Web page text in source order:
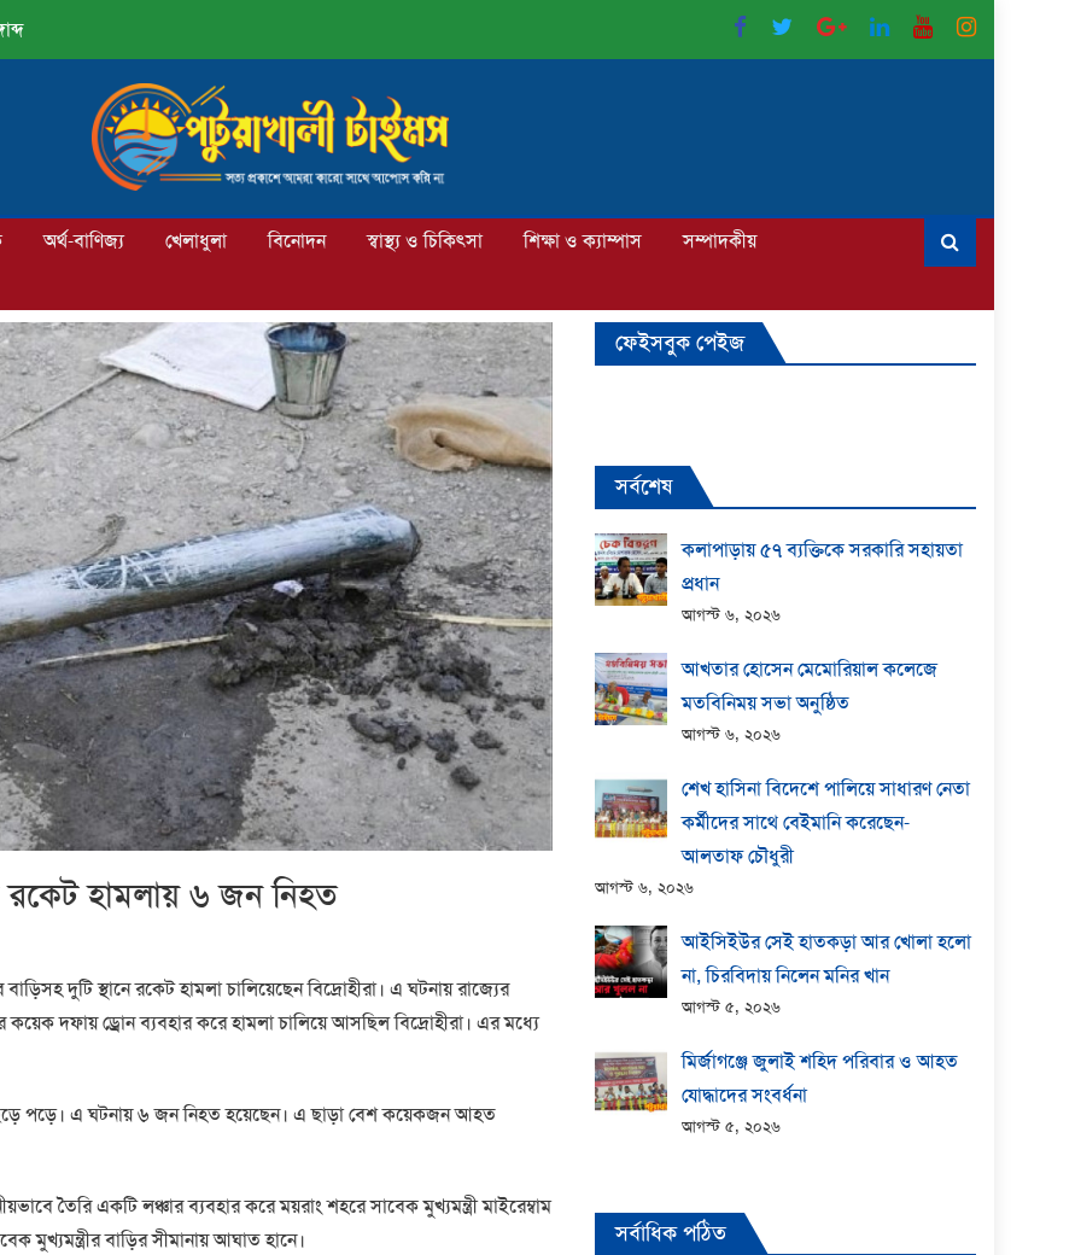
অর্থ-বাণিজ্য খেলাধুলা বিনোদন স্বাস্থ্য ও চিকিৎসা শিক্ষা ও ক্যাম্পাস
সম্পাদকীয়
হামলায় ৬ জন নিহত
দুটি স্থানে রকেট হামলা চালিয়েছেন বিদ্রোহীরা। এ ঘটনায় রাজ্যের
দফায় ড্রোন ব্যবহার করে হামলা চালিয়ে আসছিল বিদ্রোহীরা। এর মধ্যে
পড়ে। এ ঘটনায় ৬ জন নিহত হয়েছেন। এ ছাড়া বেশ কয়েকজন আহত
তৈরি একটি লঞ্চার ব্যবহার করে ময়রাং শহরে সাবেক মুখ্যমন্ত্রী মাইরেম্বাম
মুখ্যমন্ত্রীর বাড়ির সীমানায় আঘাত হানে।
ফেইসবুক পেইজ
সর্বশেষ
কলাপাড়ায় ​৫৭ ব্যক্তিকে সরকারি সহায়তা
প্রধান
আগস্ট ৬, ২০২৬
আখতার হোসেন মেমোরিয়াল কলেজে
মতবিনিময় সভা অনুষ্ঠিত
আগস্ট ৬, ২০২৬
শেখ হাসিনা বিদেশে পালিয়ে সাধারণ নেতা
কর্মীদের সাথে বেইমানি করেছেন-
আলতাফ চৌধুরী
আগস্ট ৬, ২০২৬
আইসিইউর সেই হাতকড়া আর খোলা হলো
না, চিরবিদায় নিলেন মনির খান
আগস্ট ৫, ২০২৬
মির্জাগঞ্জে জুলাই শহিদ পরিবার ও আহত
যোদ্ধাদের সংবর্ধনা
আগস্ট ৫, ২০২৬
সর্বাধিক পঠিত